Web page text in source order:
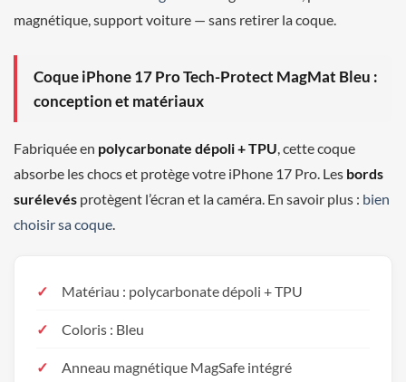
magnétique, support voiture — sans retirer la coque.
Coque iPhone 17 Pro Tech-Protect MagMat Bleu :
conception et matériaux
Fabriquée en polycarbonate dépoli + TPU , cette coque
absorbe les chocs et protège votre iPhone 17 Pro. Les bords
surélevés protègent l’écran et la caméra. En savoir plus : bien
choisir sa coque
Matériau : polycarbonate dépoli + TPU
Coloris : Bleu
Anneau magnétique MagSafe intégré